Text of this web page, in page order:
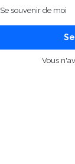
Se souvenir de moi
Vous